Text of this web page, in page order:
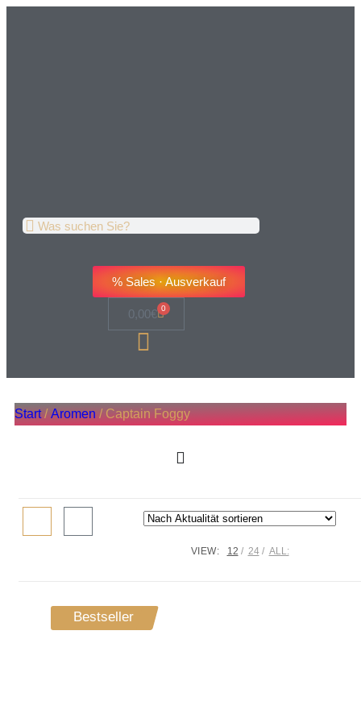
% Sales · Ausverkauf
0,00€ 0
Start/Aromen/ Captain Foggy
VIEW: 12 24 ALL:
Bestseller